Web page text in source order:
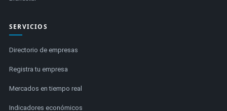
SERVICIOS
Directorio de empresas
Registra tu empresa
Mercados en tiempo real
Indicadores económicos